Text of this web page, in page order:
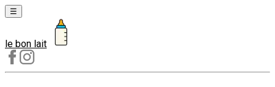
☰
Laits
1er
âge
le bon lait